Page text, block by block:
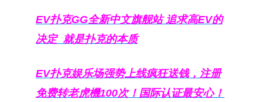
EV扑克GG全新中文旗舰站追求高EV的
决定 就是扑克的本质
EV扑克娱乐场强势上线疯狂送钱，注册
免费转老虎機100次！国际认证最安心！